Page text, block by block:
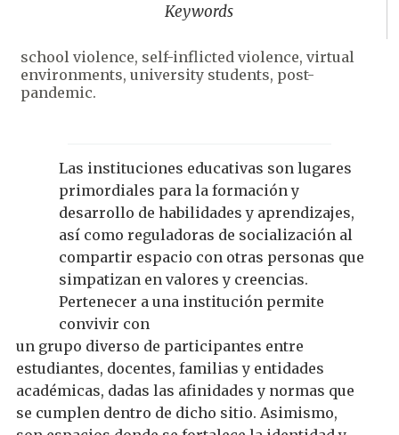
Keywords
school violence, self-inflicted violence, virtual
environments, university students, post-
pandemic.
Las instituciones educativas son lugares
primordiales para la formación y
desarrollo de habilidades y aprendizajes,
así como reguladoras de socialización al
compartir espacio con otras personas que
simpatizan en valores y creencias.
Pertenecer a una institución permite
convivir con
un grupo diverso de participantes entre
estudiantes, docentes, familias y entidades
académicas, dadas las afinidades y normas que
se cumplen dentro de dicho sitio. Asimismo,